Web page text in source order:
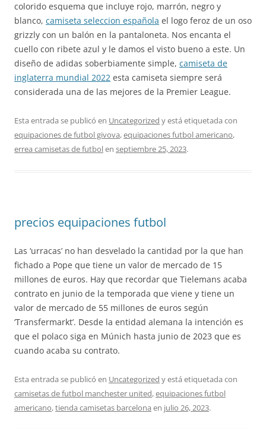
colorido esquema que incluye rojo, marrón, negro y
blanco, camiseta seleccion española el logo feroz de un oso
grizzly con un balón en la pantaloneta. Nos encanta el
cuello con ribete azul y le damos el visto bueno a este. Un
diseño de adidas soberbiamente simple, camiseta de
inglaterra mundial 2022 esta camiseta siempre será
considerada una de las mejores de la Premier League.
Esta entrada se publicó en Uncategorized y está etiquetada con
equipaciones de futbol givova,equipaciones futbol americano,
errea camisetas de futbolen septiembre 25, 2023.
precios equipaciones futbol
Las ‘urracas’ no han desvelado la cantidad por la que han
fichado a Pope que tiene un valor de mercado de 15
millones de euros. Hay que recordar que Tielemans acaba
contrato en junio de la temporada que viene y tiene un
valor de mercado de 55 millones de euros según
‘Transfermarkt’. Desde la entidad alemana la intención es
que el polaco siga en Múnich hasta junio de 2023 que es
cuando acaba su contrato.
Esta entrada se publicó en Uncategorized y está etiquetada con
camisetas de futbol manchester united,equipaciones futbol
americano,tienda camisetas barcelona en julio 26, 2023.